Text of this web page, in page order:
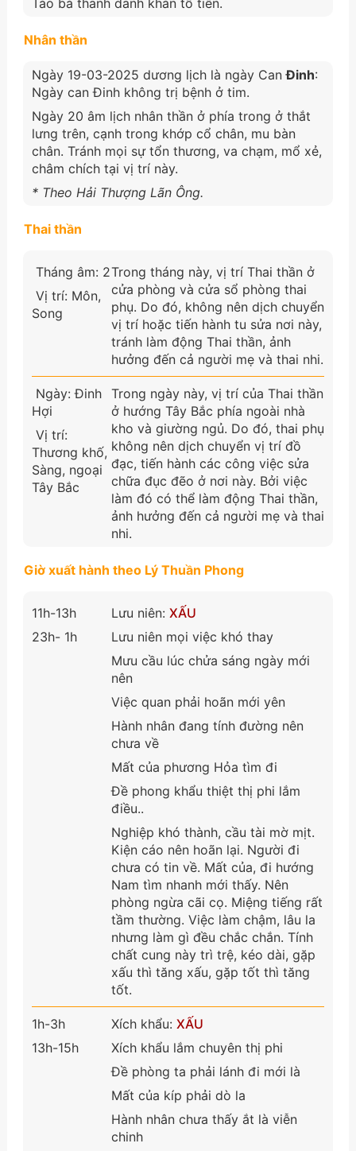
Nhân thần
Ngày 19-03-2025 dương lịch là ngày CanĐinh:
Ngày can Đinh không trị bệnh ở tim.
Ngày 20 âm lịch nhân thần ở phía trong ở thắt
lưng trên, cạnh trong khớp cổ chân, mu bàn
chân. Tránh mọi sự tổn thương, va chạm, mổ xẻ,
châm chích tại vị trí này.
* Theo Hải Thượng Lãn Ông.
Thai thần
Tháng âm: 2
Vị trí: Môn,
Song
Trong tháng này, vị trí Thai thần ở
cửa phòng và cửa sổ phòng thai
phụ. Do đó, không nên dịch chuyển
vị trí hoặc tiến hành tu sửa nơi này,
tránh làm động Thai thần, ảnh
hưởng đến cả người mẹ và thai nhi.
Ngày: Đinh
Hợi
Vị trí:
Thương khố,
Sàng, ngoại
Tây Bắc
Trong ngày này, vị trí của Thai thần
ở hướng Tây Bắc phía ngoài nhà
kho và giường ngủ. Do đó, thai phụ
không nên dịch chuyển vị trí đồ
đạc, tiến hành các công việc sửa
chữa đục đẽo ở nơi này. Bởi việc
làm đó có thể làm động Thai thần,
ảnh hưởng đến cả người mẹ và thai
nhi.
Giờ xuất hành theo Lý Thuần Phong
11h-13h
23h- 1h
Lưu niên: XẤU
Lưu niên mọi việc khó thay
Mưu cầu lúc chửa sáng ngày mới
nên
Việc quan phải hoãn mới yên
Hành nhân đang tính đường nên
chưa về
Mất của phương Hỏa tìm đi
Đề phong khẩu thiệt thị phi lắm
điều..
Nghiệp khó thành, cầu tài mờ mịt.
Kiện cáo nên hoãn lại. Người đi
chưa có tin về. Mất của, đi hướng
Nam tìm nhanh mới thấy. Nên
phòng ngừa cãi cọ. Miệng tiếng rất
tầm thường. Việc làm chậm, lâu la
nhưng làm gì đều chắc chắn. Tính
chất cung này trì trệ, kéo dài, gặp
xấu thì tăng xấu, gặp tốt thì tăng
tốt.
1h-3h
13h-15h
Xích khẩu: XẤU
Xích khẩu lắm chuyên thị phi
Đề phòng ta phải lánh đi mới là
Mất của kíp phải dò la
Hành nhân chưa thấy ắt là viễn
chinh